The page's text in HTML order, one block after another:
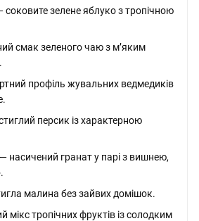
соковите зелене яблуко з тропічною
смак зеленого чаю з м’яким
профіль жувальних ведмедиків
персик із характерною
— насичений гранат у парі з вишнею,
малина без зайвих домішок.
мікс тропічних фруктів із солодким